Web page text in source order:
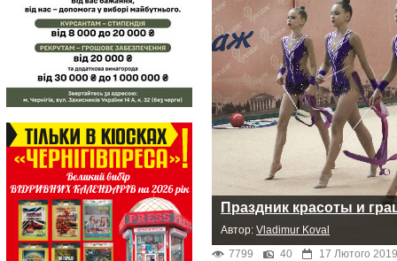
Праздник красоты и
Автор: Vladimur Koval
7799
40 17 Лютого